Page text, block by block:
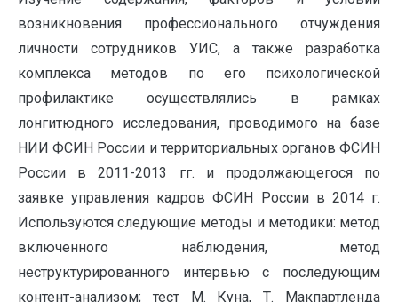
возникновения профессионального отчуждения
личности сотрудников УИС, а также разработка
комплекса методов по его психологической
профилактике осуществлялись в рамках
лонгитюдного исследования, проводимого на базе
НИИ ФСИН России и территориальных органов ФСИН
России в 2011-2013 гг. и продолжающегося по
заявке управления кадров ФСИН России в 2014 г.
Используются следующие методы и методики: метод
включенного наблюдения, метод
неструктурированного интервью с последующим
контент-анализом; тест М. Куна, Т. Макпартленда